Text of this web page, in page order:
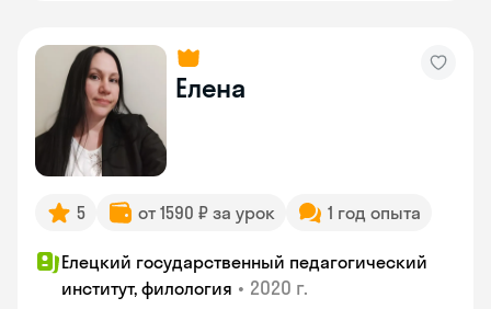
Елена
5 от 1590 ₽ за урок 1 год опыта
Елецкий государственный педагогический
институт, филология • 2020 г.